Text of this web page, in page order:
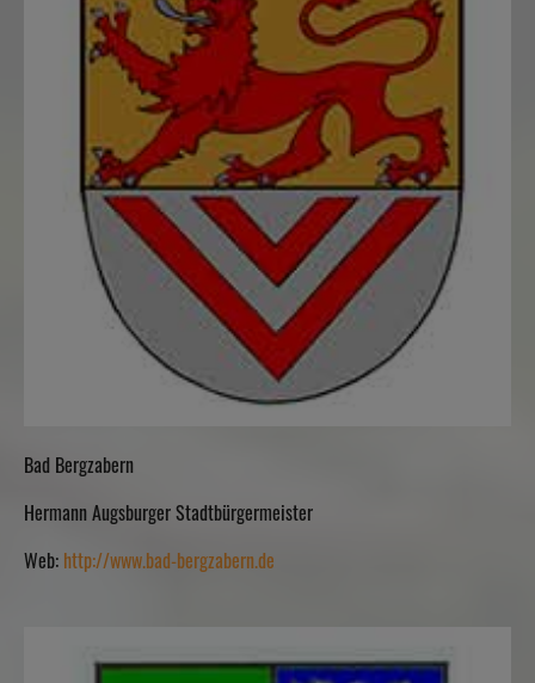
Bad Bergzabern
Hermann Augsburger Stadtbürgermeister
Web: http://www.bad-bergzabern.de